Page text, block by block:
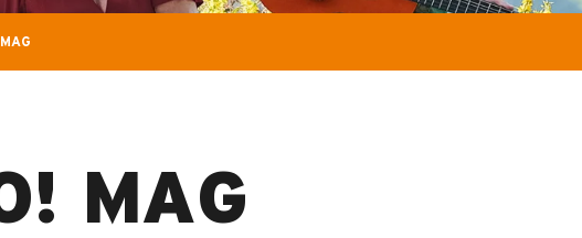
MAG